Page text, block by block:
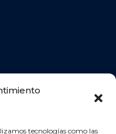
tecnologías como las